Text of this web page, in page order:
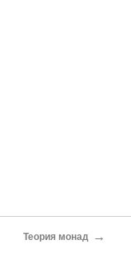
Теория монад →